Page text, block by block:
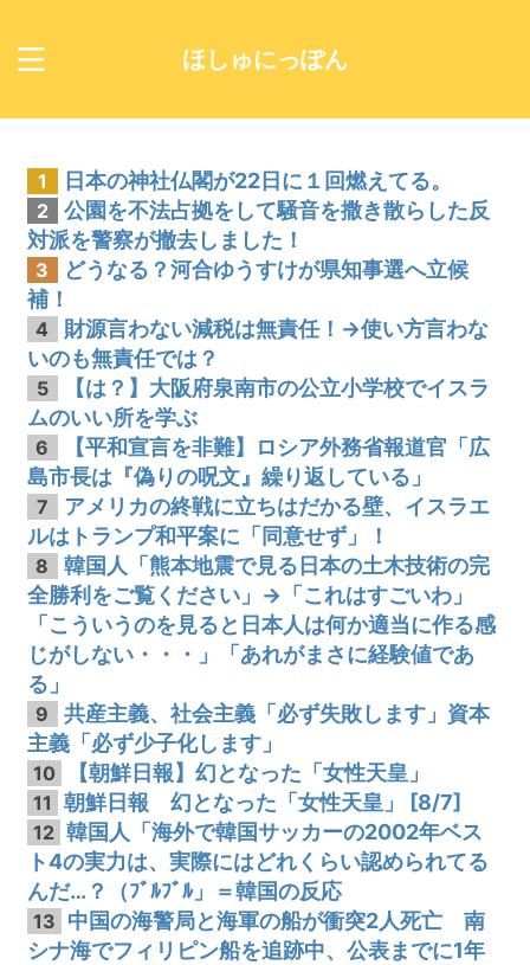
ほしゅにっぽん
1 日本の神社仏閣が22日に１回燃えてる。
2
公園を不法占拠をして騒音を撒き散らした反
対派を警察が撤去しました！
3
どうなる？河合ゆうすけが県知事選へ立候
補！
4
財源言わない減税は無責任！→使い方言わな
いのも無責任では？
5
【は？】大阪府泉南市の公立小学校でイスラ
ムのいい所を学ぶ
6
【平和宣言を非難】ロシア外務省報道官「広
島市長は『偽りの呪文』繰り返している」
7
アメリカの終戦に立ちはだかる壁、イスラエ
ルはトランプ和平案に「同意せず」！
8
韓国人「熊本地震で見る日本の土木技術の完
全勝利をご覧ください」→「これはすごいわ」
「こういうのを見ると日本人は何か適当に作る感
じがしない・・・」「あれがまさに経験値であ
る」
9
共産主義、社会主義「必ず失敗します」資本
主義「必ず少子化します」
10 【朝鮮日報】幻となった「女性天皇」
11 朝鮮日報 幻となった「女性天皇」 [8/7]
12 韓国人「海外で韓国サッカーの2002年ベス
ト4の実力は、実際にはどれくらい認められてる
んだ…？（ﾌﾞﾙﾌﾞﾙ」＝韓国の反応
13 中国の海警局と海軍の船が衝突2人死亡 南
シナ海でフィリピン船を追跡中、公表までに1年